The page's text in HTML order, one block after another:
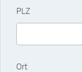
PLZ
Ort